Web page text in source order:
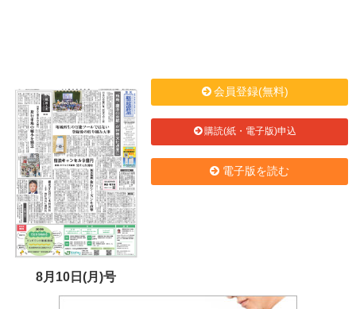
8月10日(月)号
会員登録(無料)
購読(紙・電子版)申込
電子版を読む